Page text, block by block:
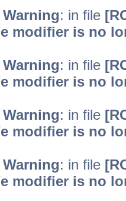
: in file
modifier is no
: in file
modifier is no
: in file
modifier is no
: in file
modifier is no